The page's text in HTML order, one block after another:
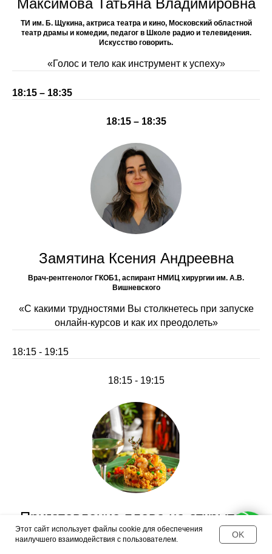
ТИ им. Б. Щукина, актриса театра и кино, Московский областной
театр драмы и комедии, педагог в Школе радио и телевидения.
Искусство говорить.
«Голос и тело как инструмент к успеху»
18:15 – 18:35
18:15 – 18:35
Замятина Ксения Андреевна
Врач-рентгенолог ГКОБ1, аспирант НМИЦ хирургии им. А.В.
Вишневского
«С какими трудностями Вы столкнетесь при запуске
онлайн-курсов и как их преодолеть»
18:15 - 19:15
18:15 - 19:15
Приготовление плова на открытом
огне, винная дегустация
Этот сайт использует файлы cookie для обеспечения
наилучшего взаимодействия с пользователем.
OK